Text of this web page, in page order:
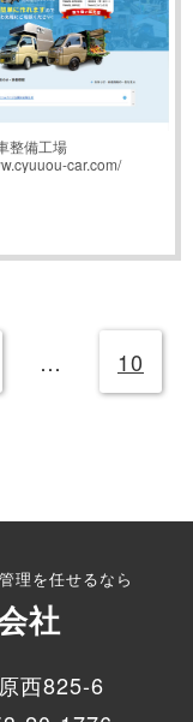
整備工場
car.com/
…
10
理を任せるなら
社
西825-6